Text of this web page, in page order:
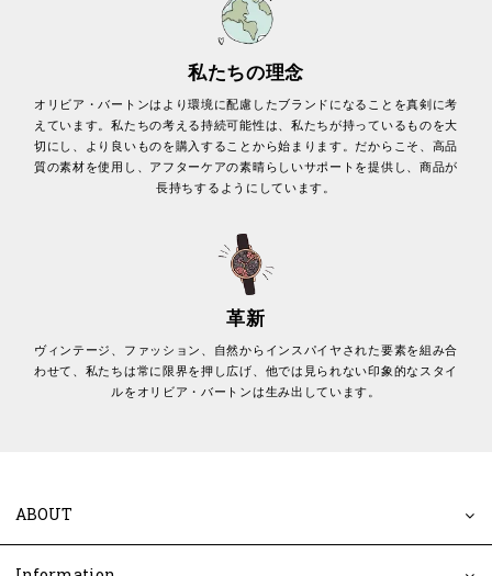
私たちの理念
オリビア・バートンはより環境に配慮したブランドになることを真剣に考
えています。私たちの考える持続可能性は、私たちが持っているものを大
切にし、より良いものを購入することから始まります。だからこそ、高品
質の素材を使用し、アフターケアの素晴らしいサポートを提供し、商品が
長持ちするようにしています。
革新
ヴィンテージ、ファッション、自然からインスパイヤされた要素を組み合
わせて、私たちは常に限界を押し広げ、他では見られない印象的なスタイ
ルをオリビア・バートンは生み出しています。
ABOUT